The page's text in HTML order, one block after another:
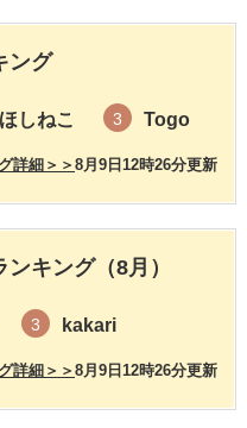
ング
ほしねこ 3 Togo
8月9日12時26分更新
詳細＞＞
キング（8月）
3 kakari
8月9日12時26分更新
詳細＞＞